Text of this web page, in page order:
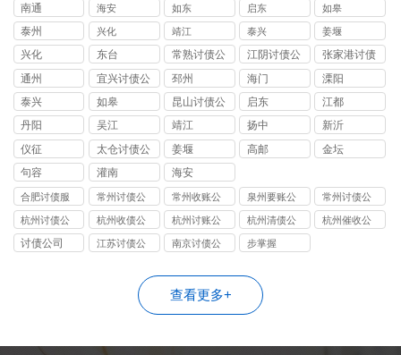
南通 海安 如东 启东 如皋
泰州 兴化 靖江 泰兴 姜堰
兴化 东台
常熟讨债公
司
江阴讨债公
司
张家港讨债
公司
通州
宜兴讨债公
司
邳州 海门
溧阳
泰兴
如皋
昆山讨债公
司
启东
江都
丹阳
吴江 靖江 扬中
新沂
仪征
太仓讨债公
司
姜堰 高邮
金坛
句容
灌南 海安
合肥讨债服
务
常州讨债公
司分享讨债
如何会减少
经济损失
常州收账公
司小额借款
逾期后有什
么结果
泉州要账公
司
常州讨债公
司对比个人
杭州讨债公
司
杭州收债公
司
杭州讨账公
司
杭州清债公
司
杭州催收公
讨债公司
江苏讨债公
南京讨债公
步掌握
查看更多+